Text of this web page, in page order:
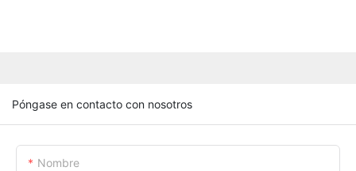
Póngase en contacto con nosotros
Nombre